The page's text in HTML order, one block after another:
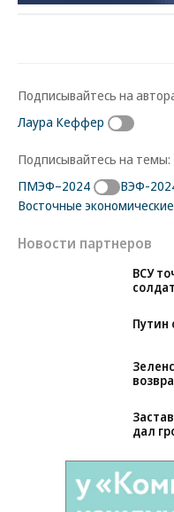
Подписывайтесь на
Лаура Кеффер
Подписывайтесь на темы:
ПМЭФ–2024
ВЭФ-
Восточные
Новости партнеров
ВСУ
солдат
дал